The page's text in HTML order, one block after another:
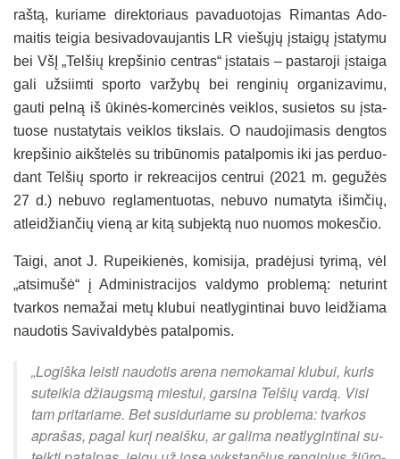
raš­tą, ku­ria­me di­rek­to­riaus pa­va­duo­to­jas Ri­man­tas Ado­
mai­tis tei­gia be­si­va­do­vau­jan­tis LR vie­šų­jų įstai­gų įsta­ty­mu
bei VšĮ „Tel­šių krep­ši­nio cent­ras“ įsta­tais – pa­sta­ro­ji įstai­ga
ga­li už­siim­ti spor­to var­žy­bų bei ren­gi­nių or­ga­ni­za­vi­mu,
gau­ti pel­ną iš ūki­nės-ko­mer­ci­nės veik­los, su­sie­tos su įsta­
tuo­se nu­sta­ty­tais veik­los tiks­lais. O nau­do­ji­ma­sis deng­tos
krep­ši­nio aikš­te­lės su tri­bū­no­mis pa­tal­po­mis iki jas per­duo­
dant Tel­šių spor­to ir rek­rea­ci­jos cent­rui (2021 m. ge­gu­žės
27 d.) ne­bu­vo reg­la­men­tuo­tas, ne­bu­vo nu­ma­ty­ta išim­čių,
at­lei­džian­čių vie­ną ar ki­tą su­bjek­tą nuo nuo­mos mo­kes­čio.
Tai­gi, anot J. Ru­pei­kie­nės, ko­mi­si­ja, pra­dė­ju­si ty­ri­mą, vėl
„at­si­mu­šė“ į Ad­mi­nist­ra­ci­jos val­dy­mo pro­ble­mą: ne­tu­rint
tvar­kos ne­ma­žai me­tų klu­bui neat­ly­gin­ti­nai bu­vo lei­džia­ma
nau­do­tis Sa­vi­val­dy­bės pa­tal­po­mis.
„Lo­giš­ka leis­ti nau­do­tis are­na ne­mo­ka­mai klu­bui, ku­ris
su­tei­kia džiaugs­mą mies­tui, gar­si­na Tel­šių var­dą. Vi­si
tam pri­ta­ria­me. Bet su­si­du­ria­me su pro­ble­ma: tvar­kos
ap­ra­šas, pa­gal ku­rį neaiš­ku, ar ga­li­ma neat­ly­gin­ti­nai su­